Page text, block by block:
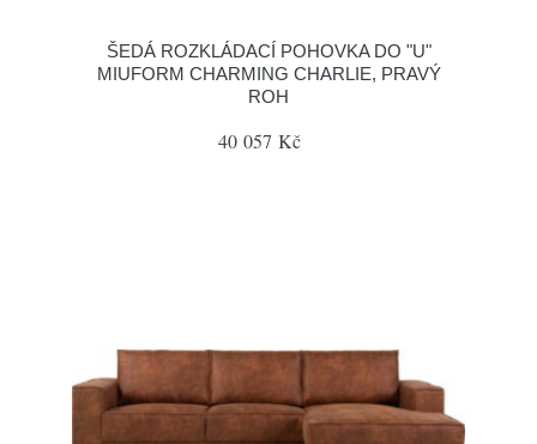
ŠEDÁ ROZKLÁDACÍ POHOVKA DO "U"
MIUFORM CHARMING CHARLIE, PRAVÝ
ROH
40 057 Kč